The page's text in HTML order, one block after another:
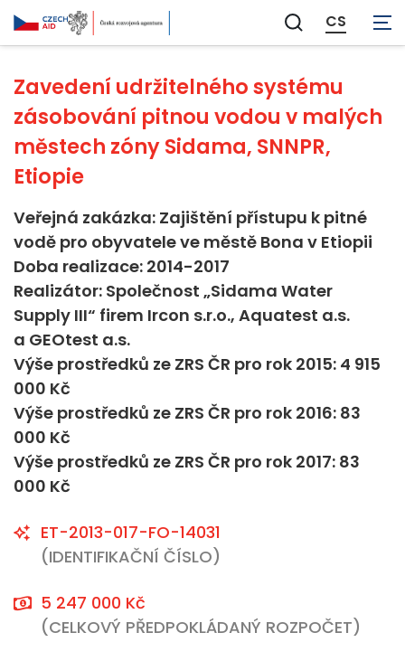
Zobrazit
vyhledávání
CS
Voda a sanitace
Zavedení udržitelného systému
zásobování pitnou vodou v malých
městech zóny Sidama, SNNPR,
Etiopie
Veřejná zakázka: Zajištění přístupu k pitné
vodě pro obyvatele ve městě Bona v Etiopii
Doba realizace: 2014-2017
Realizátor: Společnost „Sidama Water
Supply III“ firem Ircon s.r.o., Aquatest a.s.
a GEOtest a.s.
Výše prostředků ze ZRS ČR pro rok 2015: 4 915
000 Kč
Výše prostředků ze ZRS ČR pro rok 2016: 83
000 Kč
Výše prostředků ze ZRS ČR pro rok 2017: 83
000 Kč
ET-2013-017-FO-14031
(IDENTIFIKAČNÍ ČÍSLO)
5 247 000 Kč
(CELKOVÝ PŘEDPOKLÁDANÝ ROZPOČET)